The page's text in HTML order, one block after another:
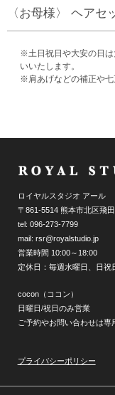
〈お母様〉 ヘアセ
※土日祝日や大安の日
いいたします。
※肩あげなどの補正や七
ロイヤルスタジオ アール
〒861-5514 熊本市北区飛
tel: 096-273-7799
mail: rsr@royalstudio.jp
営業時間 10:00～18:00
定休日：毎週水曜日、日祝
cocon（ココン）
日曜日/祝日のみ営業
ご予約やお問い合わせは
プライバシーポリシー